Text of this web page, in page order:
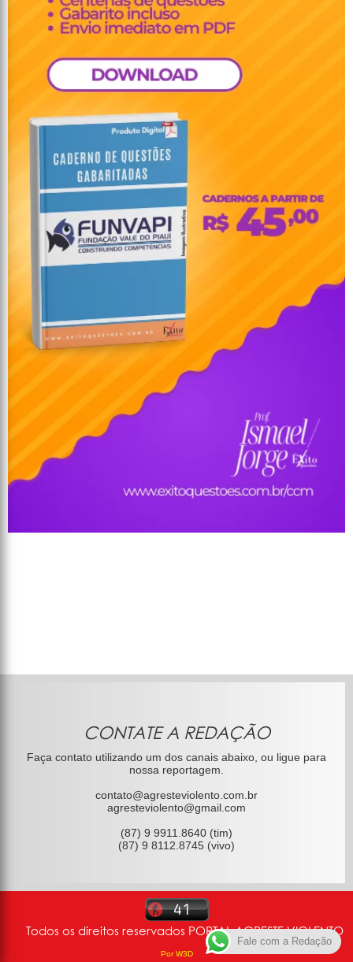
CONTATE A REDAÇÃO
Faça contato utilizando um dos canais abaixo, ou ligue para
nossa reportagem.
contato@agresteviolento.com.br
agresteviolento@gmail.com
(87) 9 9911.8640 (tim)
(87) 9 8112.8745 (vivo)
Todos os direitos reservados PORTAL AGRESTE VIOLENTO
Por W3D
Fale com a Redação